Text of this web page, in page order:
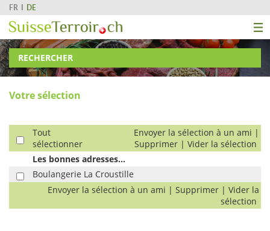
FR DE
RECHERCHER
Votre sélection
Tout
sélectionner
Envoyer la sélection à un ami |
Supprimer | Vider la sélection
Les bonnes adresses...
Boulangerie La Croustille
Envoyer la sélection à un ami | Supprimer | Vider la
sélection